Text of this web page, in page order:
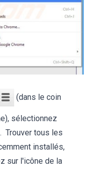
(dans le coin
sélectionnez
Trouver tous les
installés,
sur l'icône de la